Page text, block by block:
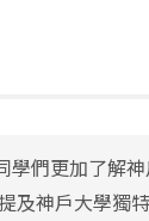
們更加了解
神戶大學獨